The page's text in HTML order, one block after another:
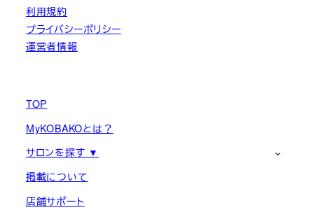
利用規約
プライバシーポリシー
運営者情報
TOP
MyKOBAKOとは？
サロンを探す ▼
掲載について
店舗サポート